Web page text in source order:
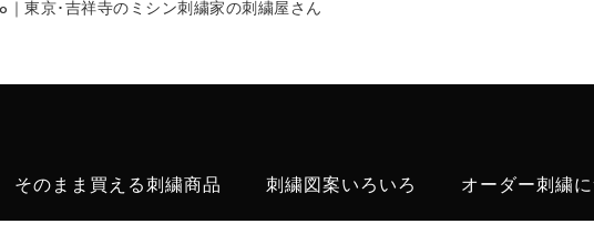
東京･吉祥寺のミシン刺繍家の刺繍屋さん
そのまま買える刺繍商品 刺繍図案いろいろ オーダー刺繍